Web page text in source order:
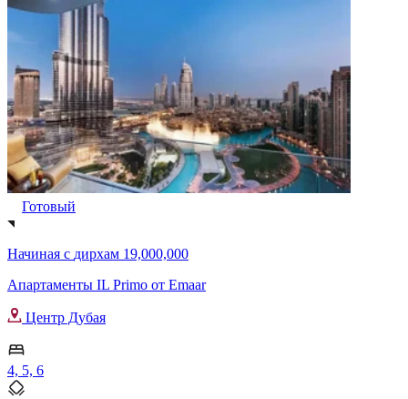
Готовый
Начиная с дирхам 19,000,000
Апартаменты IL Primo от Emaar
Центр Дубая
4, 5, 6